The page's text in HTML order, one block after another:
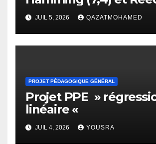
Solomon
JUIL 5, 2026 QAZATMOHAMED
PROJET PÉDAGOGIQUE GÉNÉRAL
Projet PPE »
linéaire «
JUIL 4, 2026 YOUSRA